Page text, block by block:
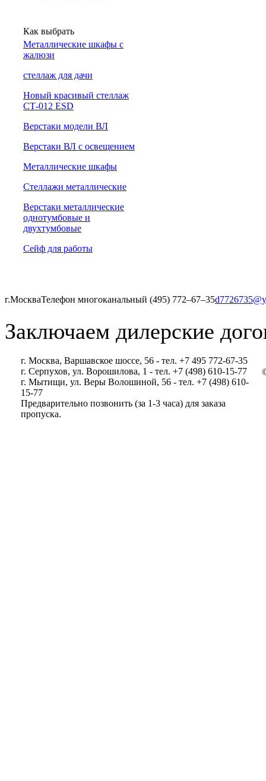
Как выбрать
Металлические шкафы с
жалюзи
cтеллаж для дачи
Новый красивый стеллаж
СТ-012 ESD
Верстаки модели ВЛ
Верстаки ВЛ с освещением
Металлические шкафы
Стеллажи металлические
Верстаки металлические
однотумбовые и
двухтумбовые
Сейф для работы
г.МоскваТелефон многоканальный (495) 772‒67‒35
Заключаем дилерские
г. Москва, Варшавское шоссе, 56 - тел. +7 495 772-67-35
г. Серпухов, ул. Ворошилова, 1 - тел. +7 (498) 610-15-77
г. Мытищи, ул. Веры Волошиной, 56 - тел. +7 (498) 610-
15-77
Предварительно позвонить (за 1-3 часа) для заказа
пропуска.